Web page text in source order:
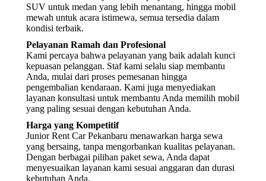
SUV untuk medan yang lebih menantang, hingga mobil
mewah untuk acara istimewa, semua tersedia dalam
kondisi terbaik.
Pelayanan Ramah dan Profesional
Kami percaya bahwa pelayanan yang baik adalah kunci
kepuasan pelanggan. Staf kami selalu siap membantu
Anda, mulai dari proses pemesanan hingga
pengembalian kendaraan. Kami juga menyediakan
layanan konsultasi untuk membantu Anda memilih mobil
yang paling sesuai dengan kebutuhan Anda.
Harga yang Kompetitif
Junior Rent Car Pekanbaru menawarkan harga sewa
yang bersaing, tanpa mengorbankan kualitas pelayanan.
Dengan berbagai pilihan paket sewa, Anda dapat
menyesuaikan layanan kami sesuai anggaran dan durasi
kebutuhan Anda.